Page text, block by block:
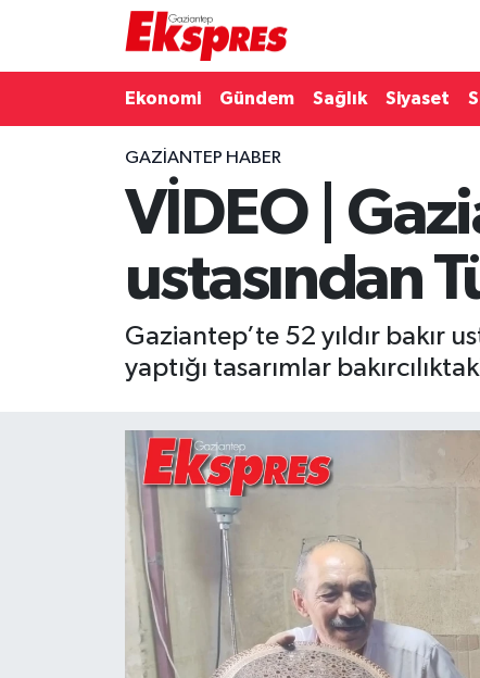
Ekonomi Gündem Sağlık Siyaset
GAZIANTEP HABER
VİDEO |
ustasından
Gaziantep’te 52 yıldır bakır
yaptığı tasarımlar
Gaziantep son dakika
Gündem
Haberler
Magazin
Resmi İlanlar
Puan Durumu ve Fikstür
Son Dakika Haberleri
Haber Arşivi